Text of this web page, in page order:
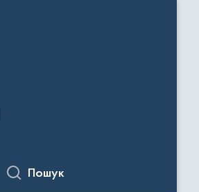
Пошук